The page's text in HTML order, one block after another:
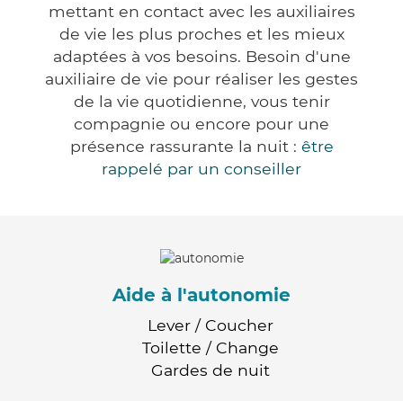
mettant en contact avec les auxiliaires
de vie les plus proches et les mieux
adaptées à vos besoins. Besoin d'une
auxiliaire de vie pour réaliser les gestes
de la vie quotidienne, vous tenir
compagnie ou encore pour une
présence rassurante la nuit : être
rappelé par un conseiller
Aide à l'autonomie
Lever / Coucher
Toilette / Change
Gardes de nuit